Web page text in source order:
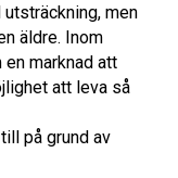
men
äldre. Inom
marknad att
att leva så
på grund av